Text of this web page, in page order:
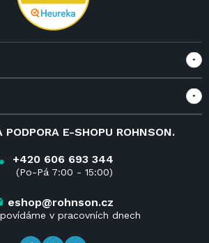
PODPORA E-SHOPU ROHNSON.
+420 606 693 344
(Po-Pá 7:00 - 15:00)
eshop@rohnson.cz
v pracovních dnech